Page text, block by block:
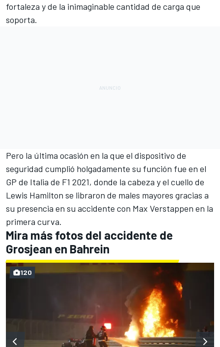
fortaleza y de la inimaginable cantidad de carga que
soporta.
Pero la última ocasión en la que el dispositivo de
seguridad cumplió holgadamente su función fue en el
GP de Italia de F1 2021, donde la cabeza y el cuello de
Lewis Hamilton se libraron de males mayores gracias a
su presencia en su accidente con Max Verstappen en la
primera curva.
Mira más fotos del accidente de
Grosjean en Bahrein
120